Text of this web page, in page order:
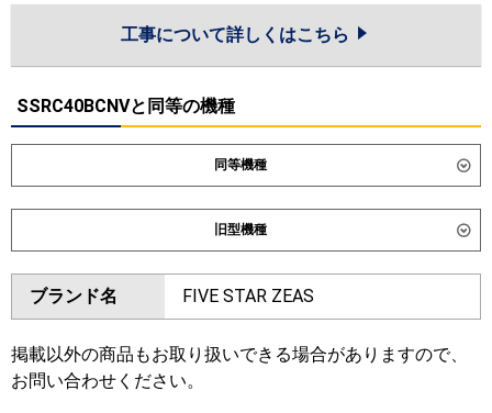
工事について詳しくはこちら
SSRC40BCNVと同等の機種
同等機種
ダイキン SSRC40DNV SSRC40DV
SSRUC40DV
東芝
GUXA04013J1XU
GUXA04013J1MUB
GUXA04013JP1MUB
旧型機種
ダイキン SSRC40CNV SSRC40CV
SSRUC40CV SSRC40BYV
SSRC40BYNV SSRUC40BYV
SSRC40BJV SSRC40BJNV
SSRJC40BJV
ブランド名 FIVE STAR ZEAS
掲載以外の商品もお取り扱いできる場合がありますので、
お問い合わせください。